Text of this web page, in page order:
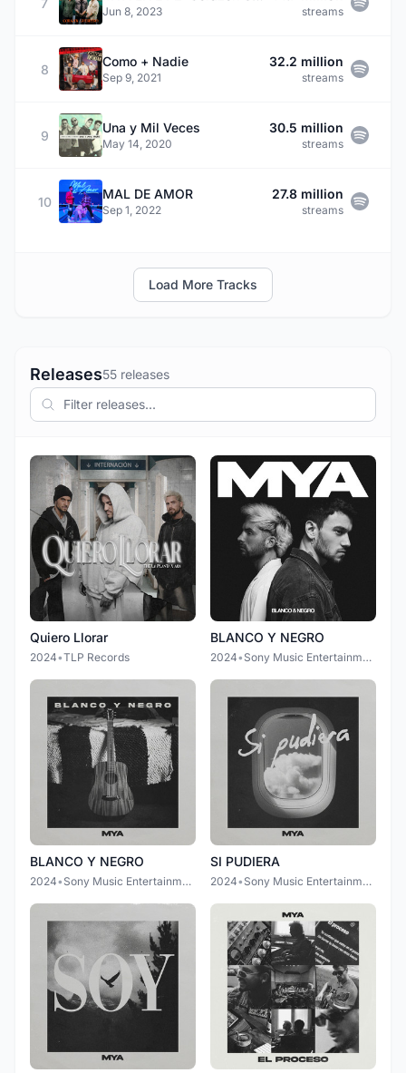
Jun 8, 2023 streams
8
Como + Nadie
Sep 9, 2021
32.2 million
streams
9
Una y Mil Veces
May 14, 2020
30.5 million
streams
10
MAL DE AMOR
Sep 1, 2022
27.8 million
streams
Load More Tracks
Releases55 releases
Quiero Llorar
2024•TLP Records
BLANCO Y NEGRO
2024• Sony Music Entertainment Chile S.A
BLANCO Y NEGRO
2024• Sony Music Entertainment Chile S.A
SI PUDIERA
2024• Sony Music Entertainment Chile S.A